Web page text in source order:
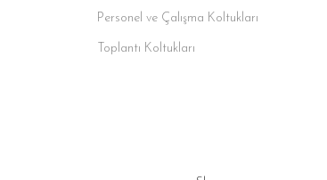
Personel ve Çalışma Koltukları
Toplantı Koltukları